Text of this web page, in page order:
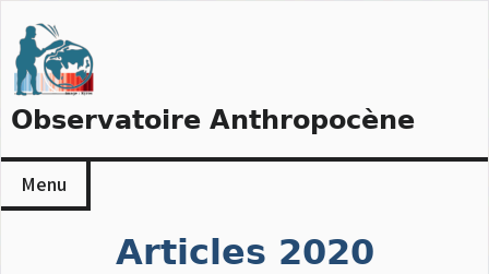
to
content
Observatoire Anthropocène
Menu
Articles 2020